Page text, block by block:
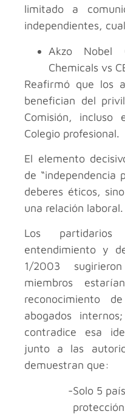
limitado a
independientes,
Akzo Nobel
Chemicals vs
Reafirmó que los
benefician del
Comisión, incluso
Colegio profesional.
El elemento
de “independencia
deberes éticos,
una relación laboral.
Los
entendimiento y
1/2003
miembros
reconocimiento
abogados
contradice esa
junto a las
demuestran que:
Solo 5